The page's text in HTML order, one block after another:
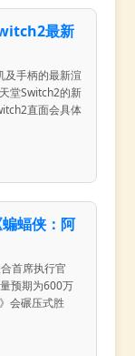
最新
及手柄的最新渲
堂Switch2的新
直面会具体
蝠侠：阿
首席执行官
预期为600万
会碾压式胜